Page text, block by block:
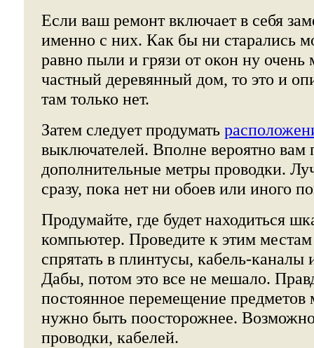
Если ваш ремонт включает в себя
именно с них. Как бы ни старались
равно пыли и грязи от окон ну очень
частный деревянный дом, то это и
там только нет.
Затем следует продумать
выключателей. Вполне вероятно вам
дополнительные метры проводки.
сразу, пока нет ни обоев или иного
Продумайте, где будет находиться
компьютер. Проведите к этим
спрятать в плинтусы, кабель-каналы
Дабы, потом это все не мешало.
постоянное перемещение предметов
нужно быть поосторожнее.
проводки, кабелей.